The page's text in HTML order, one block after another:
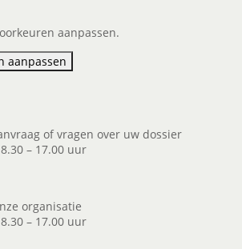
aanpassen.
aanpassen
of vragen over uw dossier
– 17.00 uur
organisatie
– 17.00 uur